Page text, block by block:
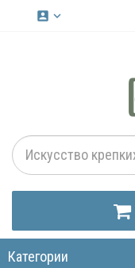
account_box keyboard_arrow_down
Категории